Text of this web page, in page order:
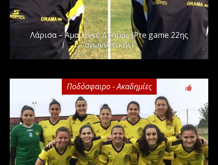
Λάρισα – Αμαζόνες Δράμας (Pre game 22ης
αγωνιστικής)
Ποδόσφαιρο - Ακαδημίες